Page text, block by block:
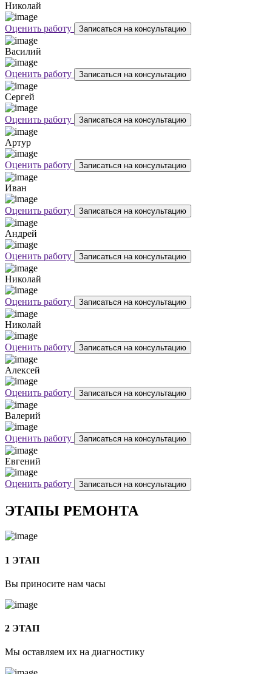
Николай
Оценить работу Записаться на консультацию
Василий
Оценить работу Записаться на консультацию
Сергей
Оценить работу Записаться на консультацию
Артур
Оценить работу Записаться на консультацию
Иван
Оценить работу Записаться на консультацию
Андрей
Оценить работу Записаться на консультацию
Николай
Оценить работу Записаться на консультацию
Николай
Оценить работу Записаться на консультацию
Алексей
Оценить работу Записаться на консультацию
Валерий
Оценить работу Записаться на консультацию
Евгений
Оценить работу Записаться на консультацию
ЭТАПЫ РЕМОНТА
1 ЭТАП
Вы приносите нам часы
2 ЭТАП
Мы оставляем их на диагностику